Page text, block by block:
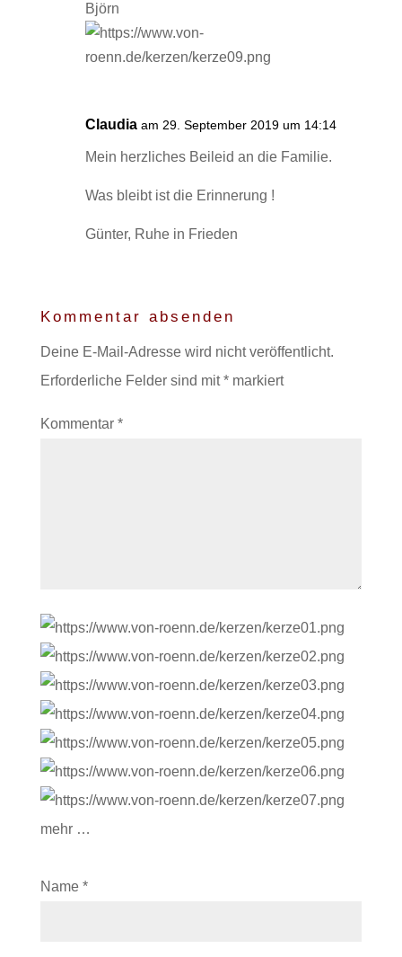
Björn
Claudia am 29. September 2019 um 14:14
Mein herzliches Beileid an die Familie.
Was bleibt ist die Erinnerung !
Günter, Ruhe in Frieden
Kommentar absenden
Deine E-Mail-Adresse wird nicht veröffentlicht.
Erforderliche Felder sind mit*markiert
Kommentar *
mehr …
Name *